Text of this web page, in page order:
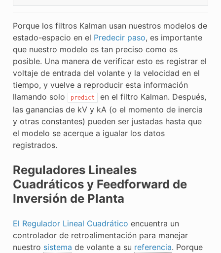
Porque los filtros Kalman usan nuestros modelos de
estado-espacio en el Predecir paso, es importante
que nuestro modelo es tan preciso como es
posible. Una manera de verificar esto es registrar el
voltaje de entrada del volante y la velocidad en el
tiempo, y vuelve a reproducir esta información
llamando solo
predict
en el filtro Kalman. Después,
las ganancias de kV y kA (o el momento de inercia
y otras constantes) pueden ser justadas hasta que
el modelo se acerque a igualar los datos
registrados.
Reguladores Lineales
Cuadráticos y Feedforward de
Inversión de Planta
El Regulador Lineal Cuadrático encuentra un
controlador de retroalimentación para manejar
nuestro sistema de volante a su referencia. Porque